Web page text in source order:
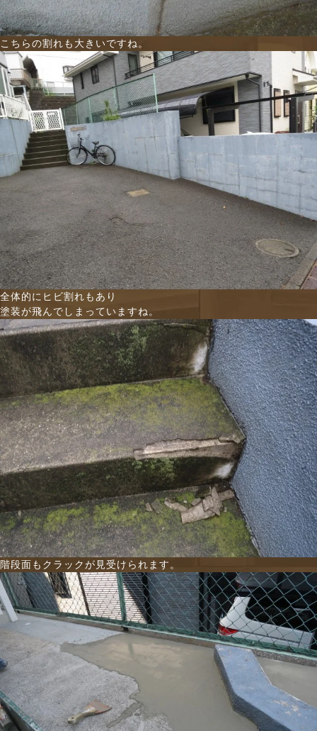
こちらの割れも大きいですね。
全体的にヒビ割れもあり
塗装が飛んでしまっていますね。
階段面もクラックが見受けられます。